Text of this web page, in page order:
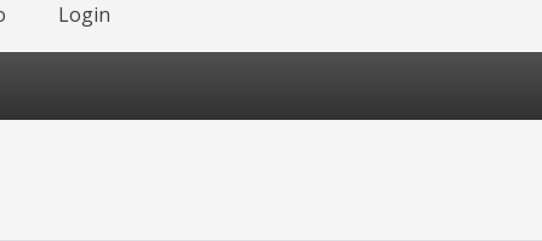
Login